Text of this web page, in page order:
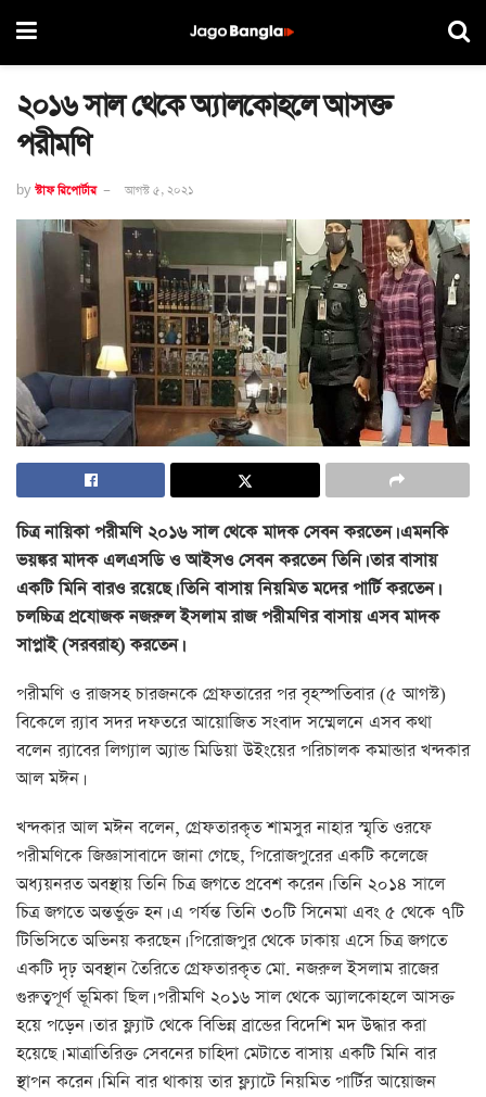
২০১৬ সাল থেকে অ্যালকোহলে আসক্ত
পরীমণি
by স্টাফ রিপোর্টার আগস্ট ৫, ২০২১
চিত্র নায়িকা পরীমণি ২০১৬ সাল থেকে মাদক সেবন করতেন। এমনকি
ভয়ঙ্কর মাদক এলএসডি ও আইসও সেবন করতেন তিনি। তার বাসায়
একটি মিনি বারও রয়েছে। তিনি বাসায় নিয়মিত মদের পার্টি করতেন।
চলচ্চিত্র প্রযোজক নজরুল ইসলাম রাজ পরীমণির বাসায় এসব মাদক
সাপ্লাই (সরবরাহ) করতেন।
পরীমণি ও রাজসহ চারজনকে গ্রেফতারের পর বৃহস্পতিবার (৫ আগস্ট)
বিকেলে র‌্যাব সদর দফতরে আয়োজিত সংবাদ সম্মেলনে এসব কথা
বলেন র‌্যাবের লিগ্যাল অ্যান্ড মিডিয়া উইংয়ের পরিচালক কমান্ডার খন্দকার
আল মঈন।
খন্দকার আল মঈন বলেন, গ্রেফতারকৃত শামসুর নাহার স্মৃতি ওরফে
পরীমণিকে জিজ্ঞাসাবাদে জানা গেছে, পিরোজপুরের একটি কলেজে
অধ্যয়নরত অবস্থায় তিনি চিত্র জগতে প্রবেশ করেন। তিনি ২০১৪ সালে
চিত্র জগতে অন্তর্ভুক্ত হন। এ পর্যন্ত তিনি ৩০টি সিনেমা এবং ৫ থেকে ৭টি
টিভিসিতে অভিনয় করছেন। পিরোজপুর থেকে ঢাকায় এসে চিত্র জগতে
একটি দৃঢ় অবস্থান তৈরিতে গ্রেফতারকৃত মো. নজরুল ইসলাম রাজের
গুরুত্বপূর্ণ ভূমিকা ছিল। পরীমণি ২০১৬ সাল থেকে অ্যালকোহলে আসক্ত
হয়ে পড়েন। তার ফ্ল্যাট থেকে বিভিন্ন ব্রান্ডের বিদেশি মদ উদ্ধার করা
হয়েছে। মাত্রাতিরিক্ত সেবনের চাহিদা মেটাতে বাসায় একটি মিনি বার
স্থাপন করেন। মিনি বার থাকায় তার ফ্ল্যাটে নিয়মিত পার্টির আয়োজন